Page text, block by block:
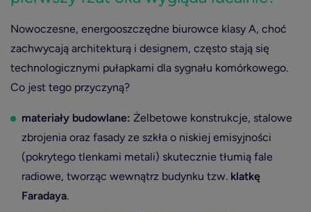
Nowoczesne, energooszczędne biurowce klasy A, choć
zachwycają architekturą i designem, często stają się
technologicznymi pułapkami dla sygnału komórkowego.
Co jest tego przyczyną?
materiały budowlane: Żelbetowe konstrukcje, stalowe
zbrojenia oraz fasady ze szkła o niskiej emisyjności
(pokrytego tlenkami metali) skutecznie tłumią fale
radiowe, tworząc wewnątrz budynku tzw. klatkę
Faradaya.